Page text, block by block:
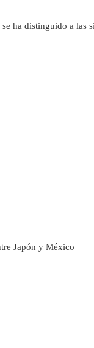
ha distinguido a las
Japón y México